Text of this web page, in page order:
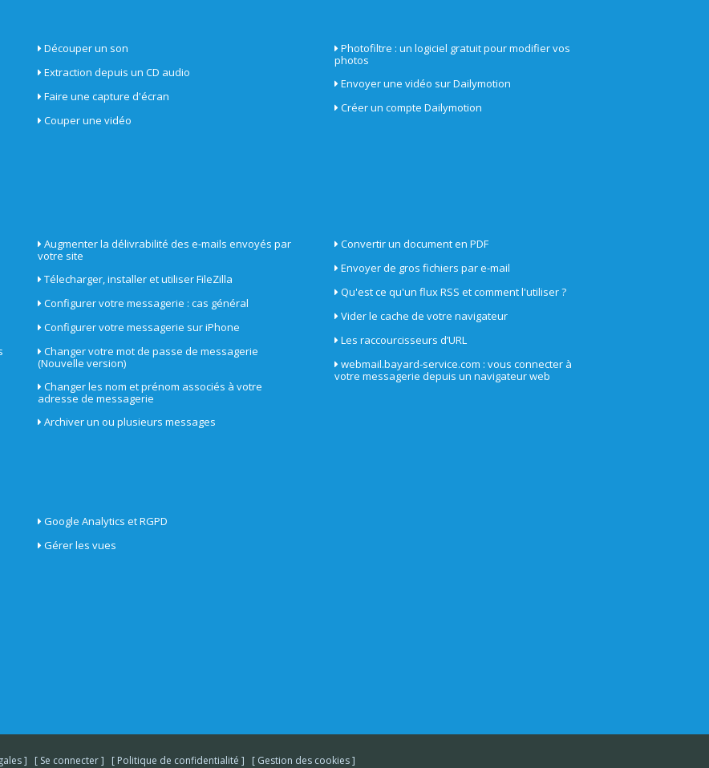
Découper un son
Extraction depuis un CD audio
Faire une capture d'écran
Couper une vidéo
Photofiltre : un logiciel gratuit pour modifier vos
photos
Envoyer une vidéo sur Dailymotion
Créer un compte Dailymotion
Augmenter la délivrabilité des e-mails envoyés par
votre site
Télecharger, installer et utiliser FileZilla
Configurer votre messagerie : cas général
Configurer votre messagerie sur iPhone
Changer votre mot de passe de messagerie
(Nouvelle version)
Changer les nom et prénom associés à votre
adresse de messagerie
Archiver un ou plusieurs messages
Convertir un document en PDF
Envoyer de gros fichiers par e-mail
Qu'est ce qu'un flux RSS et comment l'utiliser ?
Vider le cache de votre navigateur
Les raccourcisseurs d’URL
webmail.bayard-service.com : vous connecter à
votre messagerie depuis un navigateur web
Google Analytics et RGPD
Gérer les vues
Se connecter Politique de confidentialité Gestion des cookies